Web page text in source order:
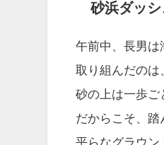
砂浜ダッ
午前中、長男は
取り組んだのは
砂の上は一歩ご
だからこそ、踏
平らなグラウン